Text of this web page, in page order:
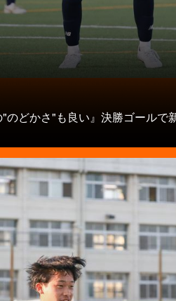
"のどかさ"も良い』決勝ゴールで